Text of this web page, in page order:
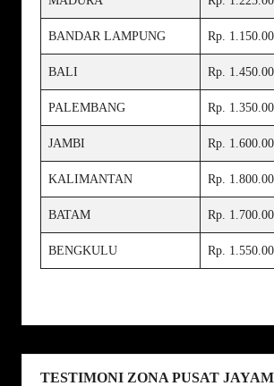
BANDAR LAMPUNG Rp.
BALI Rp.
PALEMBANG Rp.
JAMBI Rp.
KALIMANTAN Rp.
BATAM Rp.
BENGKULU Rp.
TESTIMONI ZONA PUSAT